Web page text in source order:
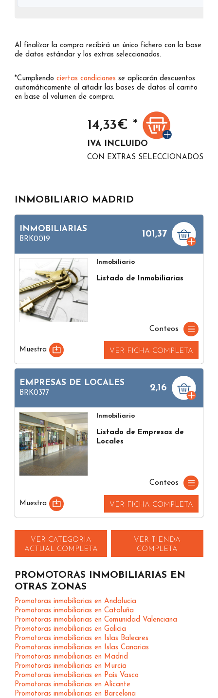
Al finalizar la compra recibirá un único fichero con la base
de datos estándar y los extras seleccionados.
*Cumpliendo ciertas condiciones se aplicarán descuentos
automáticamente al añadir las bases de datos al carrito
en base al volumen de compra.
14,33€ *
IVA INCLUIDO
CON EXTRAS SELECCIONADOS
INMOBILIARIO MADRID
INMOBILIARIAS
BRK0019
101,37
Inmobiliario
Listado de Inmobiliarias
Conteos
Muestra VER FICHA COMPLETA
EMPRESAS DE LOCALES
BRK0377
2,16
Inmobiliario
Listado de Empresas de
Locales
Conteos
Muestra VER FICHA COMPLETA
VER CATEGORIA
ACTUAL COMPLETA
VER TIENDA
COMPLETA
PROMOTORAS INMOBILIARIAS EN
OTRAS ZONAS
Promotoras inmobiliarias en Andalucia
Promotoras inmobiliarias en Cataluña
Promotoras inmobiliarias en Comunidad Valenciana
Promotoras inmobiliarias en Galicia
Promotoras inmobiliarias en Islas Baleares
Promotoras inmobiliarias en Islas Canarias
Promotoras inmobiliarias en Madrid
Promotoras inmobiliarias en Murcia
Promotoras inmobiliarias en Pais Vasco
Promotoras inmobiliarias en Alicante
Promotoras inmobiliarias en Barcelona